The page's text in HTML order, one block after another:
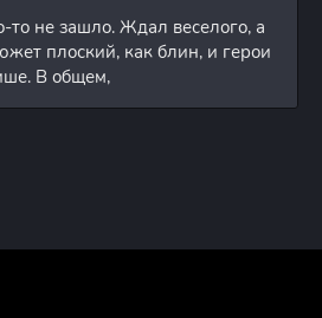
то не зашло. Ждал веселого, а
плоский, как блин, и герои
В общем,